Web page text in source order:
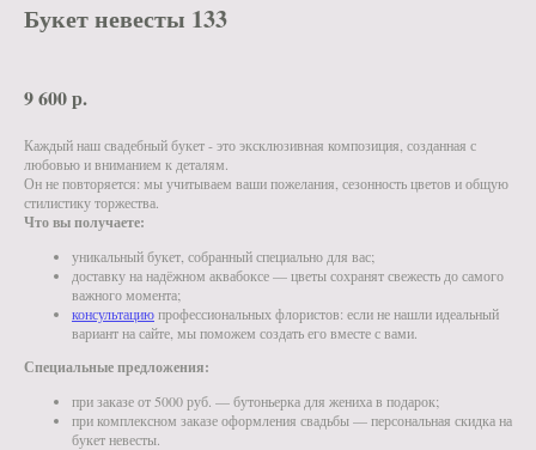
Букет невесты 133
9 600р.
Каждый наш свадебный букет - это эксклюзивная композиция, созданная с
любовью и вниманием к деталям.
Он не повторяется: мы учитываем ваши пожелания, сезонность цветов и общую
стилистику торжества.
Что вы получаете:
уникальный букет, собранный специально для вас;
доставку на надёжном аквабоксе — цветы сохранят свежесть до самого
важного момента;
консультациюпрофессиональных флористов: если не нашли идеальный
вариант на сайте, мы поможем создать его вместе с вами.
Специальные предложения:
при заказе от 5000 руб. — бутоньерка для жениха в подарок;
при комплексном заказе оформления свадьбы — персональная скидка на
букет невесты.